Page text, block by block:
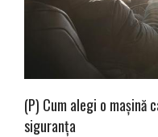
(P) Cum alegi o mașină
siguranța